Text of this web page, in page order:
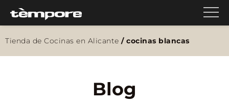
Tienda de Cocinas en Alicante / cocinas blancas
Blog